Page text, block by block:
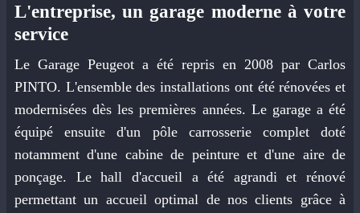
L'entreprise, un garage moderne à votre
service
Le Garage Peugeot a été repris en 2008 par Carlos
PINTO. L'ensemble des installations ont été rénovées et
modernisées dès les premières années. Le garage a été
équipé ensuite d'un pôle carrosserie complet doté
notamment d'une cabine de peinture et d'une aire de
ponçage. Le hall d'accueil a été agrandi et rénové
permettant un accueil optimal de nos clients grâce à